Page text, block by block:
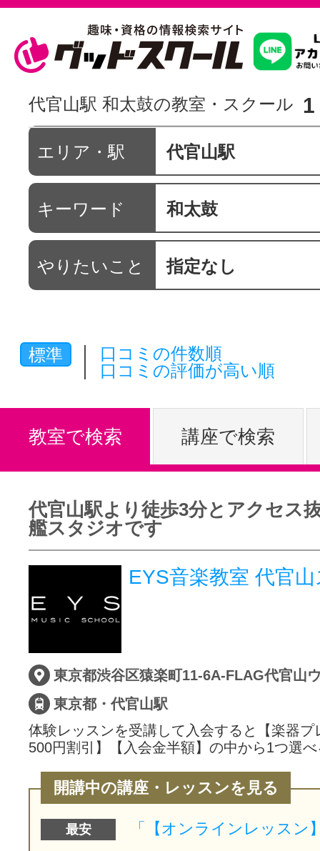
習いたいこ
スクールを
駅・路線か
通信講座を
体験レッス
やりたいこ
特集をみる
グッドスク
サイトマッ
代官山駅 和太鼓の教室・スクール 1
エリア・駅 代官山駅
キーワード 和太鼓
やりたいこと 指定なし
標準
口コミの件数順
口コミの評価が高い順
教室で検索 講座で検索
代官山駅より徒歩3分とアクセス
艦スタジオです
EYS音楽教室 代官
東京都・代官山駅
体験レッスンを受講して入会すると【楽器プ
500円割引】【入会金半額】の中から1つ選
開講中の講座・レッスンを見る
最安